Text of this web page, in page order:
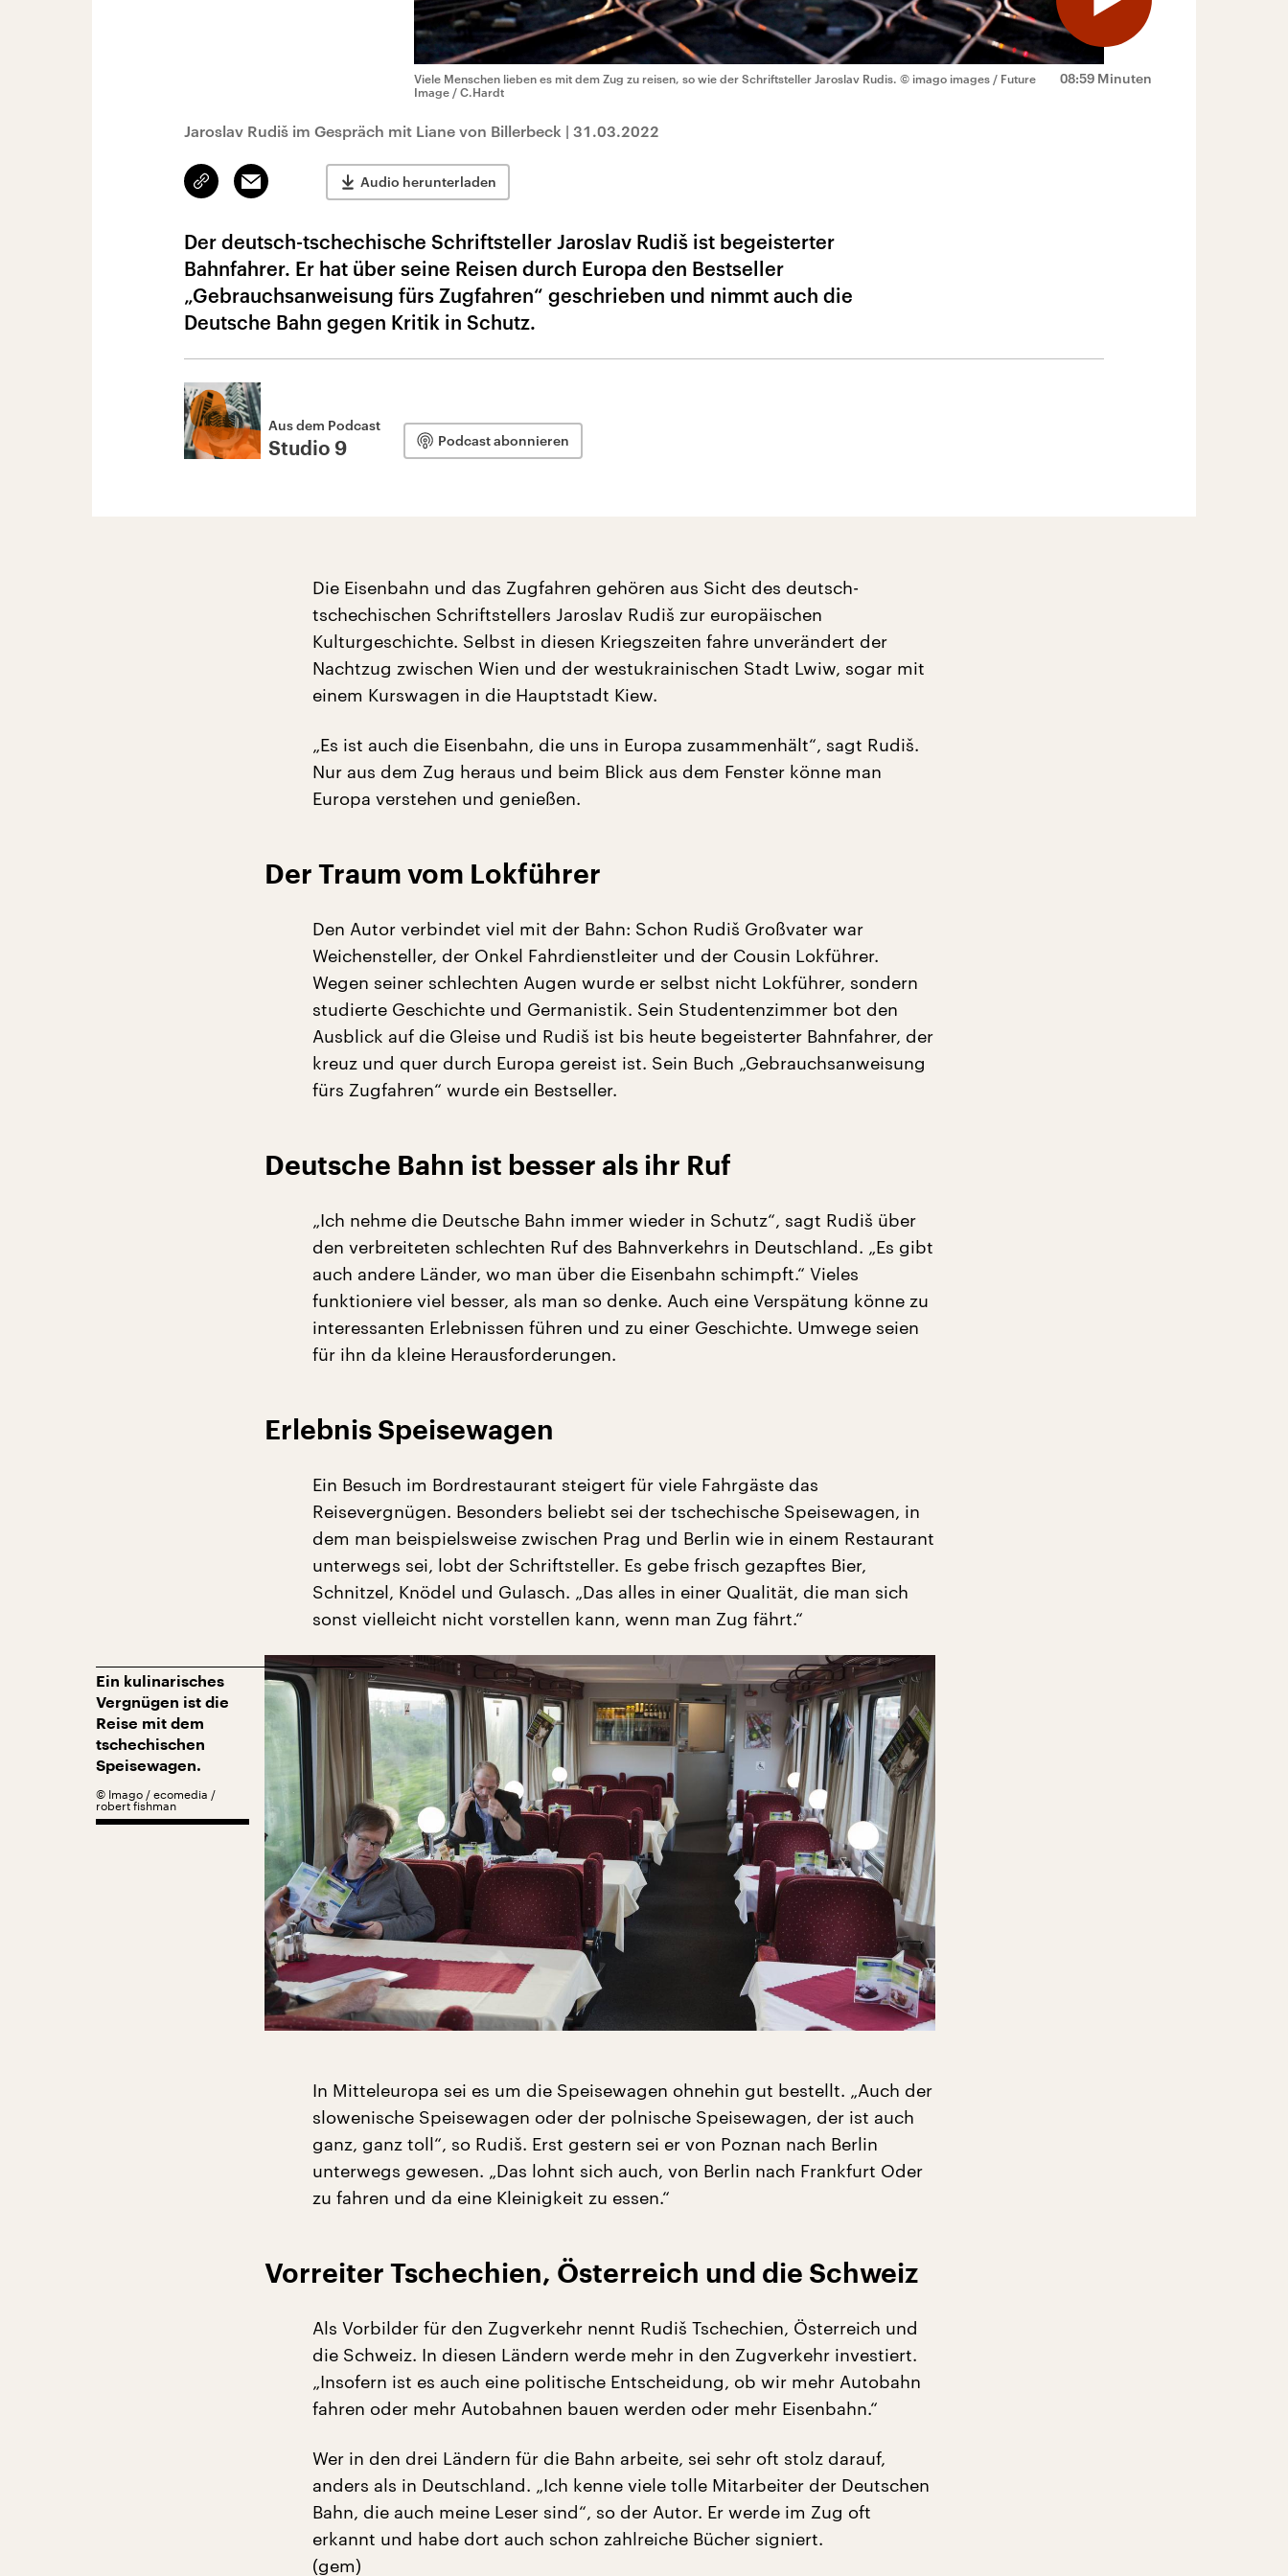
08:59 Minuten
Viele Menschen lieben es mit dem Zug zu reisen, so wie der Schriftsteller Jaroslav Rudis. © imago images / Future
Image / C.Hardt
Jaroslav Rudiš im Gespräch mit Liane von Billerbeck | 31.03.2022
Link
kopieren/teilen
Email Audio herunterladen
Der deutsch-tschechische Schriftsteller Jaroslav Rudiš ist begeisterter
Bahnfahrer. Er hat über seine Reisen durch Europa den Bestseller
„Gebrauchsanweisung fürs Zugfahren“ geschrieben und nimmt auch die
Deutsche Bahn gegen Kritik in Schutz.
Aus dem Podcast
Studio 9 Podcast abonnieren
Die Eisenbahn und das Zugfahren gehören aus Sicht des deutsch-
tschechischen Schriftstellers Jaroslav Rudiš zur europäischen
Kulturgeschichte. Selbst in diesen Kriegszeiten fahre unverändert der
Nachtzug zwischen Wien und der westukrainischen Stadt Lwiw, sogar mit
einem Kurswagen in die Hauptstadt Kiew.
„Es ist auch die Eisenbahn, die uns in Europa zusammenhält“, sagt Rudiš.
Nur aus dem Zug heraus und beim Blick aus dem Fenster könne man
Europa verstehen und genießen.
Der Traum vom Lokführer
Den Autor verbindet viel mit der Bahn: Schon Rudiš Großvater war
Weichensteller, der Onkel Fahrdienstleiter und der Cousin Lokführer.
Wegen seiner schlechten Augen wurde er selbst nicht Lokführer, sondern
studierte Geschichte und Germanistik. Sein Studentenzimmer bot den
Ausblick auf die Gleise und Rudiš ist bis heute begeisterter Bahnfahrer, der
kreuz und quer durch Europa gereist ist. Sein Buch „Gebrauchsanweisung
fürs Zugfahren“ wurde ein Bestseller.
Deutsche Bahn ist besser als ihr Ruf
„Ich nehme die Deutsche Bahn immer wieder in Schutz“, sagt Rudiš über
den verbreiteten schlechten Ruf des Bahnverkehrs in Deutschland. „Es gibt
auch andere Länder, wo man über die Eisenbahn schimpft.“ Vieles
funktioniere viel besser, als man so denke. Auch eine Verspätung könne zu
interessanten Erlebnissen führen und zu einer Geschichte. Umwege seien
für ihn da kleine Herausforderungen.
Erlebnis Speisewagen
Ein Besuch im Bordrestaurant steigert für viele Fahrgäste das
Reisevergnügen. Besonders beliebt sei der tschechische Speisewagen, in
dem man beispielsweise zwischen Prag und Berlin wie in einem Restaurant
unterwegs sei, lobt der Schriftsteller. Es gebe frisch gezapftes Bier,
Schnitzel, Knödel und Gulasch. „Das alles in einer Qualität, die man sich
sonst vielleicht nicht vorstellen kann, wenn man Zug fährt.“
Ein kulinarisches
Vergnügen ist die
Reise mit dem
tschechischen
Speisewagen.
© Imago / ecomedia /
robert fishman
In Mitteleuropa sei es um die Speisewagen ohnehin gut bestellt. „Auch der
slowenische Speisewagen oder der polnische Speisewagen, der ist auch
ganz, ganz toll“, so Rudiš. Erst gestern sei er von Poznan nach Berlin
unterwegs gewesen. „Das lohnt sich auch, von Berlin nach Frankfurt Oder
zu fahren und da eine Kleinigkeit zu essen.“
Vorreiter Tschechien, Österreich und die Schweiz
Als Vorbilder für den Zugverkehr nennt Rudiš Tschechien, Österreich und
die Schweiz. In diesen Ländern werde mehr in den Zugverkehr investiert.
„Insofern ist es auch eine politische Entscheidung, ob wir mehr Autobahn
fahren oder mehr Autobahnen bauen werden oder mehr Eisenbahn.“
Wer in den drei Ländern für die Bahn arbeite, sei sehr oft stolz darauf,
anders als in Deutschland. „Ich kenne viele tolle Mitarbeiter der Deutschen
Bahn, die auch meine Leser sind“, so der Autor. Er werde im Zug oft
erkannt und habe dort auch schon zahlreiche Bücher signiert.
(gem)